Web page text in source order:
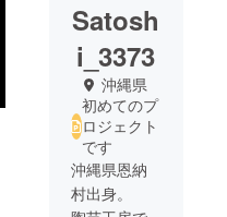
Satosh
i_3373
沖縄県
初めてのプ
ロジェクト
です
沖縄県恩納
村出身。